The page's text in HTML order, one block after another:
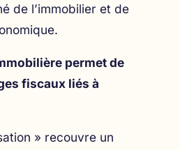
de l’immobilier et de
permet de
fiscaux liés à
» recouvre un